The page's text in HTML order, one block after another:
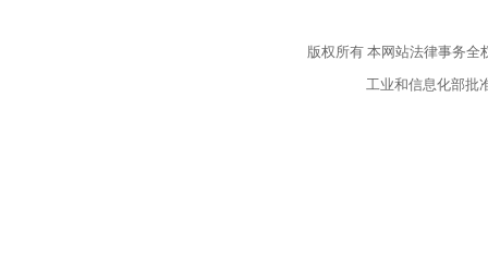
版权所有本网站法律事务全
工业和信息化部批